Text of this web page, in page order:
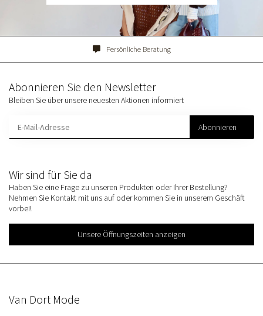
Persönliche Beratung
Wir sind für Sie da
Haben Sie eine Frage zu unseren Produkten oder Ihrer Bestellung?
Nehmen Sie Kontakt mit uns auf oder kommen Sie in unserem Geschäft
vorbei!
Unsere Öffnungszeiten anzeigen
Abonnieren Sie den Newsletter
Bleiben Sie über unsere neuesten Aktionen informiert
Abonnieren
Van Dort Mode